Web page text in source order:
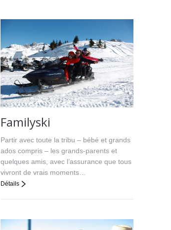
Familyski
Partir avec toute la tribu – bébé et grands
ados compris – les grands-parents et
quelques amis, avec l’assurance que tous
vivront de vrais moments…
Détails